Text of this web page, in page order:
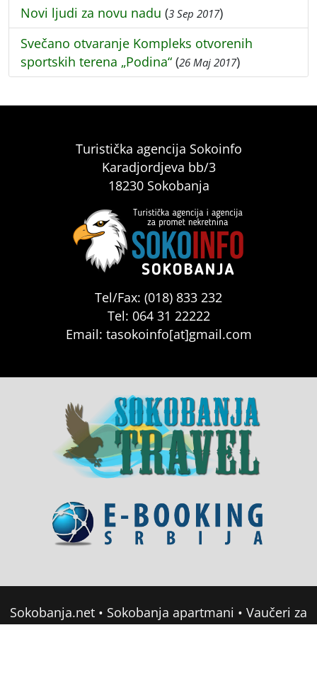
Novi ljudi za novu nadu (3 Sep 2017)
Svečano otvaranje Kompleks otvorenih
sportskih terena „Podina“ (26 Maj 2017)
Turistička agencija Sokoinfo
Karadjordjeva bb/3
18230 Sokobanja
Tel/Fax: (018) 833 232
Tel: 064 31 22222
Email: tasokoinfo[at]gmail.com
Sokobanja.net • Sokobanja apartmani • Vaučeri za